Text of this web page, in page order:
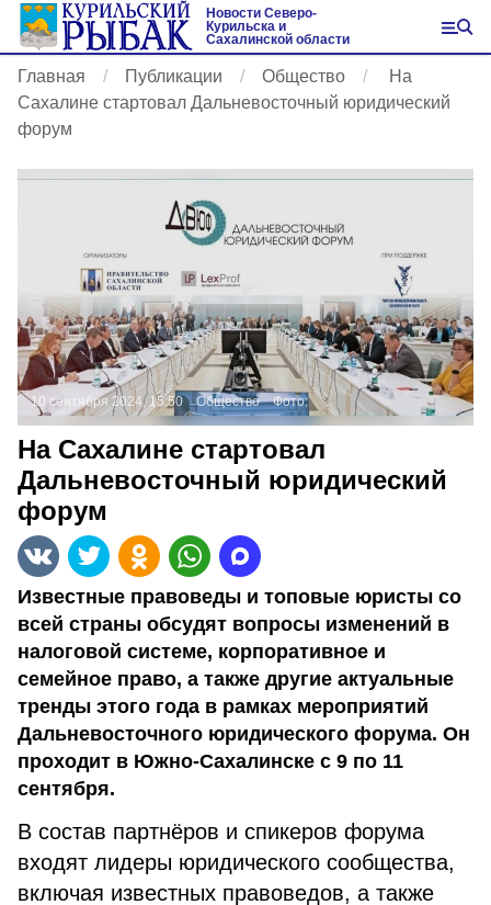
Новости Северо-
Курильска и
Сахалинской области
Главная Публикации Общество
На
Сахалине стартовал Дальневосточный юридический
форум
10 сентября 2024, 15:50 Общество Фото:
На Сахалине стартовал
Дальневосточный юридический
форум
Известные правоведы и топовые юристы со
всей страны обсудят вопросы изменений в
налоговой системе, корпоративное и
семейное право, а также другие актуальные
тренды этого года в рамках мероприятий
Дальневосточного юридического форума. Он
проходит в Южно-Сахалинске с 9 по 11
сентября.
В состав партнёров и спикеров форума
входят лидеры юридического сообщества,
включая известных правоведов, а также